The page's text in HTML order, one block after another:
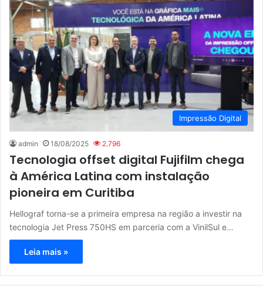
Impressão Digital
admin 18/08/2025 2.796
Tecnologia offset digital Fujifilm chega
à América Latina com instalação
pioneira em Curitiba
Hellograf torna-se a primeira empresa na região a investir na
tecnologia Jet Press 750HS em parceria com a VinilSul e…
Leia mais »